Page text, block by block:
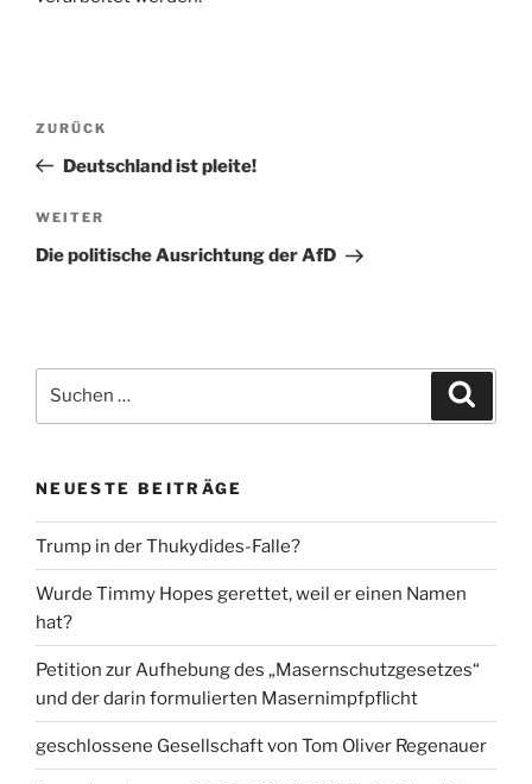
Beitragsnavigation
Vorheriger
Beitrag
ZURÜCK
Deutschland ist pleite!
Nächster
Beitrag
WEITER
Die politische Ausrichtung der AfD
nach:
NEUESTE BEITRÄGE
Trump in der Thukydides-Falle?
Wurde Timmy Hopes gerettet, weil er einen Namen
hat?
Petition zur Aufhebung des „Masernschutzgesetzes“
und der darin formulierten Masernimpfpflicht
geschlossene Gesellschaft von Tom Oliver Regenauer